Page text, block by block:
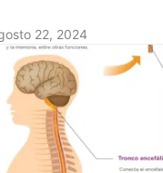
22, 2024